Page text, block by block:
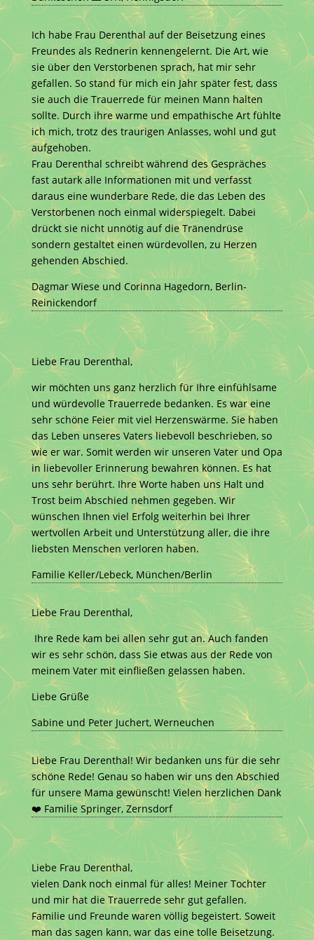
Ich habe Frau Derenthal auf der Beisetzung eines
Freundes als Rednerin kennengelernt. Die Art, wie
sie über den Verstorbenen sprach, hat mir sehr
gefallen. So stand für mich ein Jahr später fest, dass
sie auch die Trauerrede für meinen Mann halten
sollte. Durch ihre warme und empathische Art fühlte
ich mich, trotz des traurigen Anlasses, wohl und gut
aufgehoben.
Frau Derenthal schreibt während des Gespräches
fast autark alle Informationen mit und verfasst
daraus eine wunderbare Rede, die das Leben des
Verstorbenen noch einmal widerspiegelt. Dabei
drückt sie nicht unnötig auf die Tränendrüse
sondern gestaltet einen würdevollen, zu Herzen
gehenden Abschied.
Dagmar Wiese und Corinna Hagedorn, Berlin-
Reinickendorf
Liebe Frau Derenthal,
wir möchten uns ganz herzlich für Ihre einfühlsame
und würdevolle Trauerrede bedanken. Es war eine
sehr schöne Feier mit viel Herzenswärme. Sie haben
das Leben unseres Vaters liebevoll beschrieben, so
wie er war. Somit werden wir unseren Vater und Opa
in liebevoller Erinnerung bewahren können. Es hat
uns sehr berührt. Ihre Worte haben uns Halt und
Trost beim Abschied nehmen gegeben. Wir
wünschen Ihnen viel Erfolg weiterhin bei Ihrer
wertvollen Arbeit und Unterstützung aller, die ihre
liebsten Menschen verloren haben.
Familie Keller/Lebeck, München/Berlin
Liebe Frau Derenthal,
Ihre Rede kam bei allen sehr gut an. Auch fanden
wir es sehr schön, dass Sie etwas aus der Rede von
meinem Vater mit einfließen gelassen haben.
Liebe Grüße
Sabine und Peter Juchert, Werneuchen
Liebe Frau Derenthal! Wir bedanken uns für die sehr
schöne Rede! Genau so haben wir uns den Abschied
für unsere Mama gewünscht! Vielen herzlichen Dank
❤️ Familie Springer, Zernsdorf
Liebe Frau Derenthal,
vielen Dank noch einmal für alles! Meiner Tochter
und mir hat die Trauerrede sehr gut gefallen.
Familie und Freunde waren völlig begeistert. Soweit
man das sagen kann, war das eine tolle Beisetzung.